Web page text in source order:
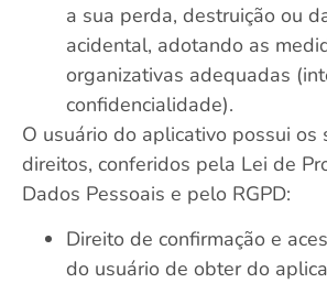
a sua perda, destruição ou
acidental, adotando as
organizativas adequadas
confidencialidade).
O usuário do aplicativo possui os
direitos, conferidos pela Lei de
Dados Pessoais e pelo RGPD:
Direito de confirmação e
do usuário de obter do